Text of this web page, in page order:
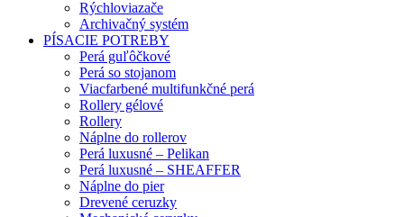
Rýchloviazače
Archivačný systém
PÍSACIE POTREBY
Perá guľôčkové
Perá so stojanom
Viacfarbené multifunkčné perá
Rollery gélové
Rollery
Náplne do rollerov
Perá luxusné – Pelikan
Perá luxusné – SHEAFFER
Náplne do pier
Drevené ceruzky